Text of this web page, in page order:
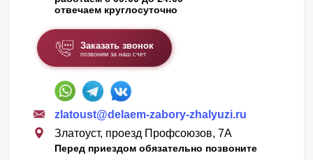
отвечаем круглосуточно
Заказать звонок
позвоним за наш счет
zlatoust@delaem-zabory-zhalyuzi.ru
Златоуст, проезд Профсоюзов, 7А
Перед приездом обязательно позвоните